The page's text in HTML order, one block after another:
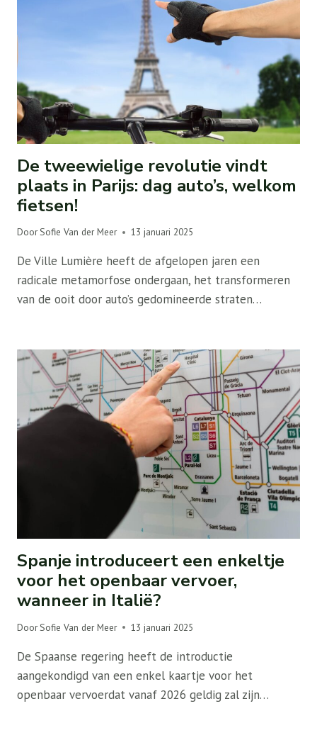
De tweewielige revolutie vindt
plaats in Parijs: dag auto’s, welkom
fietsen!
DoorSofie Van der Meer 13 januari 2025
De Ville Lumière heeft de afgelopen jaren een
radicale metamorfose ondergaan, het transformeren
van de ooit door auto’s gedomineerde straten…
Spanje introduceert een enkeltje
voor het openbaar vervoer,
wanneer in Italië?
Door Sofie Van der Meer 13 januari 2025
De Spaanse regering heeft de introductie
aangekondigd van een enkel kaartje voor het
openbaar vervoerdat vanaf 2026 geldig zal zijn…